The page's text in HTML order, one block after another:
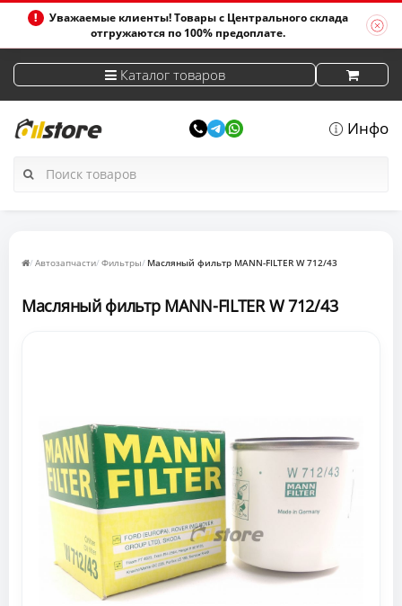
Уважаемые клиенты! Товары с Центрального склада
отгружаются по 100% предоплате.
Каталог товаров
Инфо
Автозапчасти Фильтры Масляный фильтр MANN-FILTER W 712/43
Масляный фильтр MANN-FILTER W 712/43